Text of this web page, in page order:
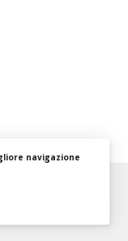
navigazione